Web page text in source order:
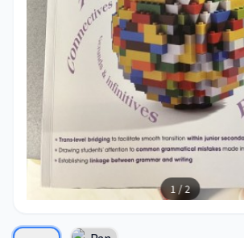
1 / 2